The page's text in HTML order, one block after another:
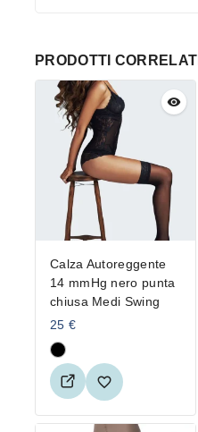
PRODOTTI CORRELATI
Calza Autoreggente
14 mmHg nero punta
chiusa Medi Swing
25 €